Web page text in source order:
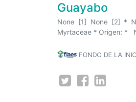
Guayabo
None [1] None [2] *
Myrtaceae * Origen: *
FONDO DE LA